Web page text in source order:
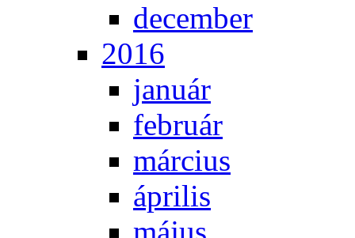
de­cem­ber
2016
ja­nu­ár
feb­ru­ár
már­ci­us
áp­ri­lis